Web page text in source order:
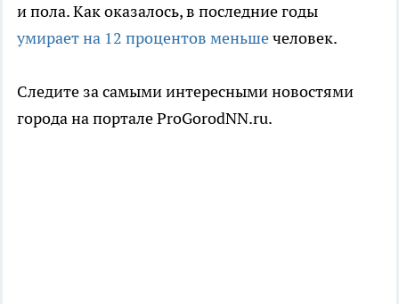
и пола. Как оказалось, в последние годы
умирает на 12 процентов меньшечеловек.
Следите за самыми интересными новостями
города на портале ProGorodNN.ru.